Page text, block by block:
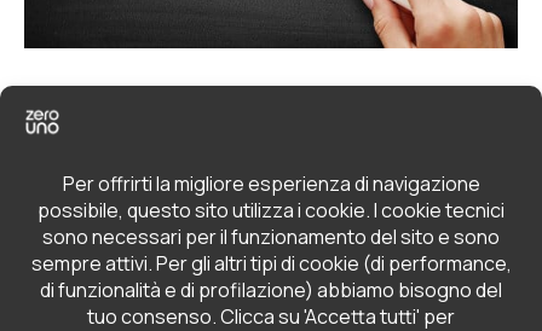
Byzerouno